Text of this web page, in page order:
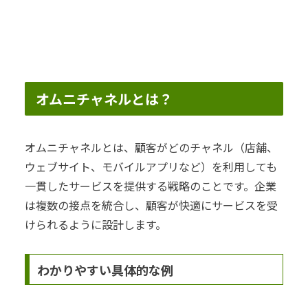
オムニチャネルとは？
オムニチャネルとは、顧客がどのチャネル（店舗、
ウェブサイト、モバイルアプリなど）を利用しても
一貫したサービスを提供する戦略のことです。企業
は複数の接点を統合し、顧客が快適にサービスを受
けられるように設計します。
わかりやすい具体的な例